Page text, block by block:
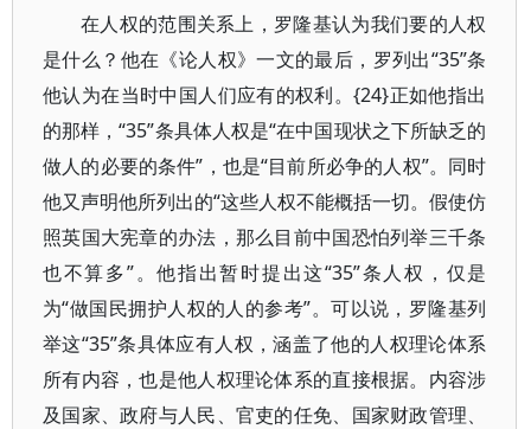
在人权的范围关系上，罗隆基认为我们要的人权
是什么？他在《论人权》一文的最后，罗列出“35”条
他认为在当时中国人们应有的权利。{24}正如他指出
的那样，“35”条具体人权是“在中国现状之下所缺乏的
做人的必要的条件”，也是“目前所必争的人权”。同时
他又声明他所列出的“这些人权不能概括一切。假使仿
照英国大宪章的办法，那么目前中国恐怕列举三千条
也不算多”。他指出暂时提出这“35”条人权，仅是
为“做国民拥护人权的人的参考”。可以说，罗隆基列
举这“35”条具体应有人权，涵盖了他的人权理论体系
所有内容，也是他人权理论体系的直接根据。内容涉
及国家、政府与人民、官吏的任免、国家财政管理、